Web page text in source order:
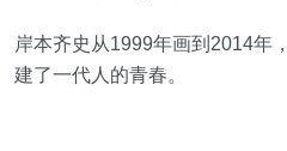
岸本齐史从1999年画到2014年
建了一代人的青春。